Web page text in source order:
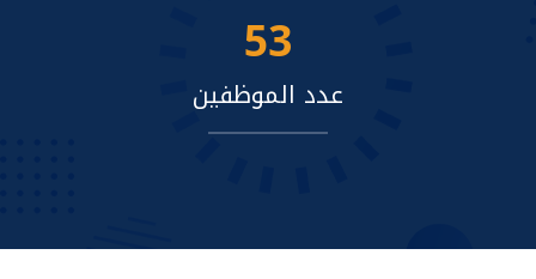
53
عدد الموظفين